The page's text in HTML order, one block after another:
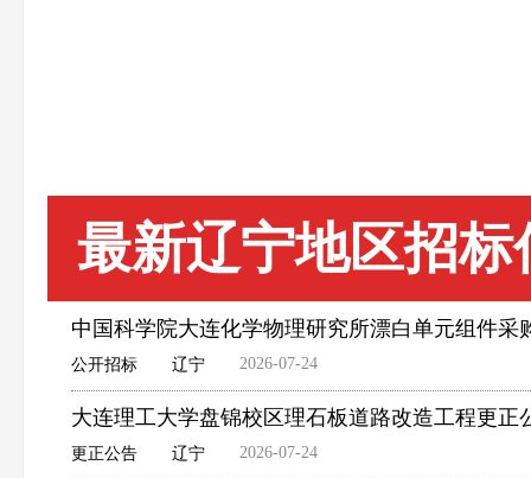
最新辽宁地区招标
中国科学院大连化学物理研究所漂白单元组件采
公开招标 辽宁 2026-07-24
大连理工大学盘锦校区理石板道路改造工程更正
更正公告 辽宁 2026-07-24